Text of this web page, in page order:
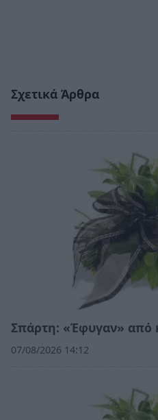
Σχετικά Άρθρα
Σπάρτη: «Έφυγαν» από
07/08/2026 14:12